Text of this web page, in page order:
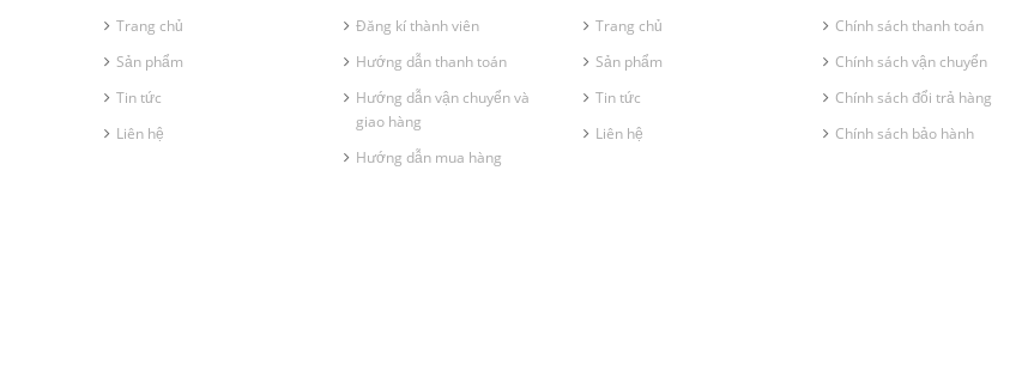
Trang chủ
Sản phẩm
Tin tức
Liên hệ
Đăng kí thành viên
Hướng dẫn thanh toán
Hướng dẫn vận chuyển và
giao hàng
Hướng dẫn mua hàng
Trang chủ
Sản phẩm
Tin tức
Liên hệ
Chính sách thanh toán
Chính sách vận chuyển
Chính sách đổi trả hàng
Chính sách bảo hành